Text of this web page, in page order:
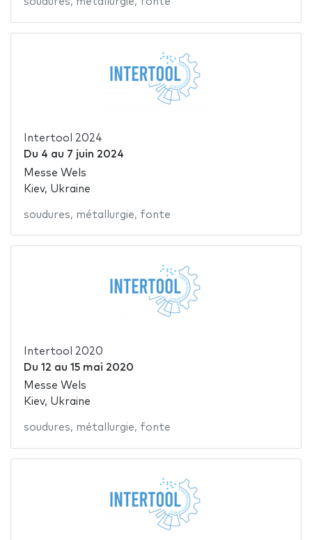
Intertool 2024
Du 4 au 7 juin 2024
Messe Wels
Kiev, Ukraine
soudures, métallurgie, fonte
Intertool 2020
Du 12 au 15 mai 2020
Messe Wels
Kiev, Ukraine
soudures, métallurgie, fonte